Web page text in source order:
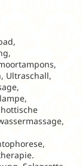
Ultraschall,